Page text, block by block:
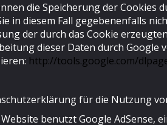
die Speicherung der Cookies
in diesem Fall gegebenenfalls
der durch das Cookie
dieser Daten durch Google
http://tools.google.com/
für die Nutzung
benutzt Google AdSense,